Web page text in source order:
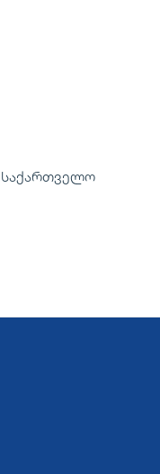
საქართველო